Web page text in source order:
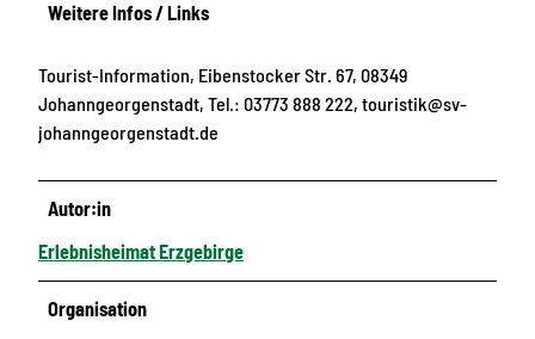
Weitere Infos / Links
Tourist-Information, Eibenstocker Str. 67, 08349
Johanngeorgenstadt, Tel.: 03773 888 222, touristik@sv-
johanngeorgenstadt.de
Autor:in
Erlebnisheimat Erzgebirge
Organisation